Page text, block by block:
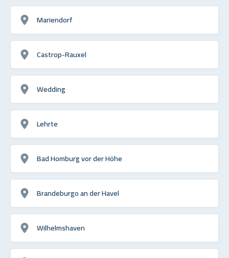
Mariendorf
Castrop-Rauxel
Wedding
Lehrte
Bad Homburg vor der Höhe
Brandeburgo an der Havel
Wilhelmshaven